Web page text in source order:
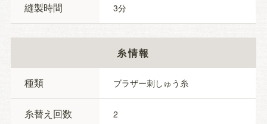
縫製時間 3
糸情報
種類 ブラザー刺しゅう糸
糸替え回数 2